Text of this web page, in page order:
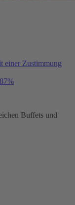
einer Zustimmung
87%
Buffets und